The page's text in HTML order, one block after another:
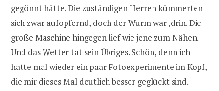
gegönnt hätte. Die zuständigen Herren kümmerten
sich zwar aufopfernd, doch der Wurm war ‚drin. Die
große Maschine hingegen lief wie jene zum Nähen.
Und das Wetter tat sein Übriges. Schön, denn ich
hatte mal wieder ein paar Fotoexperimente im Kopf,
die mir dieses Mal deutlich besser geglückt sind.